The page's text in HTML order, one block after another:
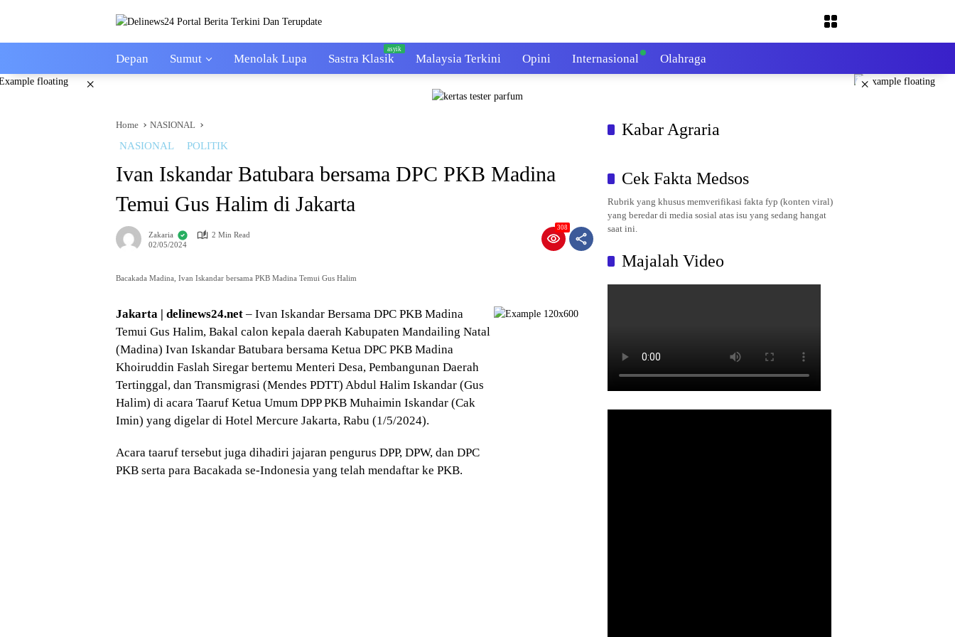
Depan Sumut Menolak Lupa Sastra Klasik Malaysia Terkini Opini Internasional Olahraga
× ×
Home NASIONAL
NASIONAL POLITIK
Ivan Iskandar Batubara bersama DPC PKB Madina
Temui Gus Halim di Jakarta
Zakaria
2 Min Read
02/05/2024
308
Bacakada Madina, Ivan Iskandar bersama PKB Madina Temui Gus Halim
Jakarta | delinews24.net – Ivan Iskandar Bersama DPC PKB Madina
Temui Gus Halim, Bakal calon kepala daerah Kabupaten Mandailing Natal
(Madina) Ivan Iskandar Batubara bersama Ketua DPC PKB Madina
Khoiruddin Faslah Siregar bertemu Menteri Desa, Pembangunan Daerah
Tertinggal, dan Transmigrasi (Mendes PDTT) Abdul Halim Iskandar (Gus
Halim) di acara Taaruf Ketua Umum DPP PKB Muhaimin Iskandar (Cak
Imin) yang digelar di Hotel Mercure Jakarta, Rabu (1/5/2024).
Acara taaruf tersebut juga dihadiri jajaran pengurus DPP, DPW, dan DPC
PKB serta para Bacakada se-Indonesia yang telah mendaftar ke PKB.
Kabar Agraria
Cek Fakta Medsos
Rubrik yang khusus memverifikasi fakta fyp (konten viral)
yang beredar di media sosial atas isu yang sedang hangat
saat ini.
Majalah Video